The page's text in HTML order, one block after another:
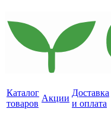
Каталог
товаров
Акции
Доставка
и оплата